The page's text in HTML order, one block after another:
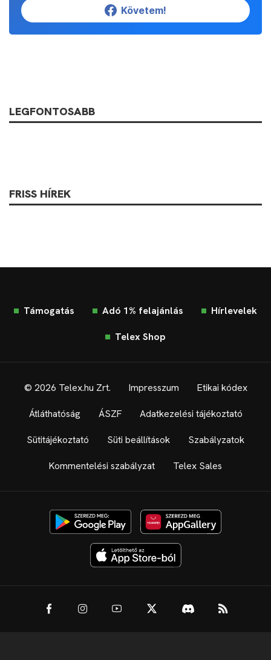
Követem!
LEGFONTOSABB
FRISS HÍREK
Támogatás Adó 1% felajánlás Hírlevelek
Telex Shop
© 2026 Telex.hu Zrt. Impresszum Etikai kódex
Átláthatóság ÁSZF Adatkezelési tájékoztató
Sütitájékoztató Süti beállítások Szabályzatok
Kommentelési szabályzat Telex Sales